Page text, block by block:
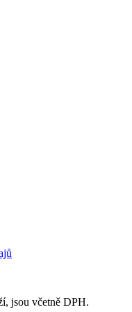
jsou včetně DPH.